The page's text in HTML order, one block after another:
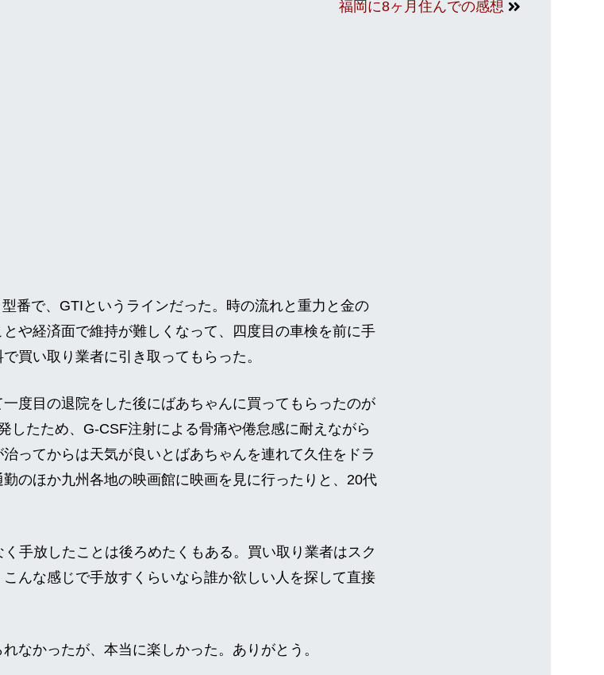
福岡に8ヶ月住んでの感想
番で、GTIというラインだった。時の流れと重力と金の
や経済面で維持が難しくなって、四度目の車検を前に手
買い取り業者に引き取ってもらった。
度目の退院をした後にばあちゃんに買ってもらったのが
したため、G-CSF注射による骨痛や倦怠感に耐えながら
ってからは天気が良いとばあちゃんを連れて久住をドラ
のほか九州各地の映画館に映画を見に行ったりと、20代
手放したことは後ろめたくもある。買い取り業者はスク
んな感じで手放すくらいなら誰か欲しい人を探して直接
なかったが、本当に楽しかった。ありがとう。